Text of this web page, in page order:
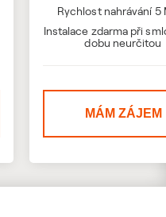
Rychlost nahrávání 5
Instalace zdarma při
dobu neurčitou
MÁM ZÁJEM